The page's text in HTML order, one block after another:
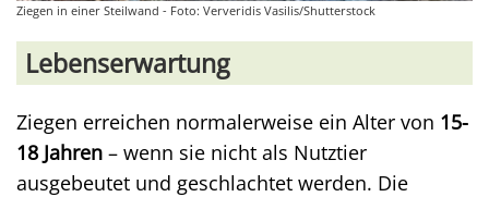
Ziegen in einer Steilwand - Foto: Ververidis Vasilis/Shutterstock
Lebenserwartung
Ziegen erreichen normalerweise ein Alter von 15-
18 Jahren – wenn sie nicht als Nutztier
ausgebeutet und geschlachtet werden. Die